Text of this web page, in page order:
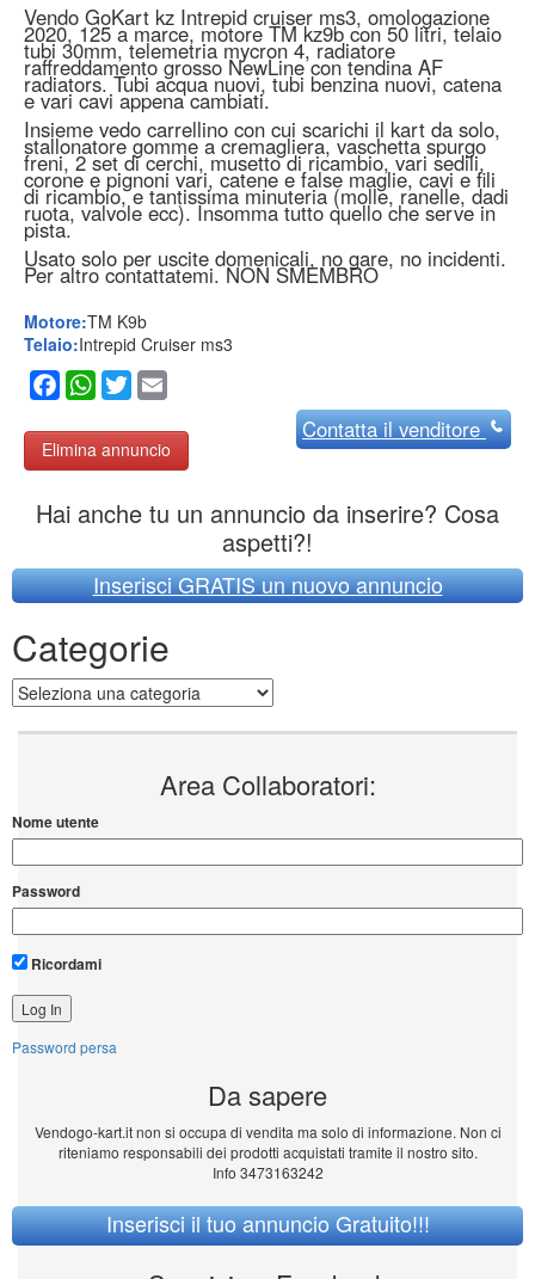
Vendo GoKart kz Intrepid cruiser ms3, omologazione
2020, 125 a marce, motore TM kz9b con 50 litri, telaio
tubi 30mm, telemetria mycron 4, radiatore
raffreddamento grosso NewLine con tendina AF
radiators. Tubi acqua nuovi, tubi benzina nuovi, catena
e vari cavi appena cambiati.
Insieme vedo carrellino con cui scarichi il kart da solo,
stallonatore gomme a cremagliera, vaschetta spurgo
freni, 2 set di cerchi, musetto di ricambio, vari sedili,
corone e pignoni vari, catene e false maglie, cavi e fili
di ricambio, e tantissima minuteria (molle, ranelle, dadi
ruota, valvole ecc). Insomma tutto quello che serve in
pista.
Usato solo per uscite domenicali, no gare, no incidenti.
Per altro contattatemi. NON SMEMBRO
Motore:TM K9b
Telaio:Intrepid Cruiser ms3
Facebook
WhatsApp
Twitter
Elimina annuncio
Contattail venditore
Hai anche tu un annuncio da inserire? Cosa
aspetti?!
Inserisci GRATIS un nuovo annuncio
Categorie
Categorie
Area Collaboratori:
Nome utente
Password
Ricordami
Password persa
Da sapere
Vendogo-kart.it non si occupa di vendita ma solo di informazione. Non ci
riteniamo responsabili dei prodotti acquistati tramite il nostro sito.
Info 3473163242
Inserisci il tuo annuncio Gratuito!!!